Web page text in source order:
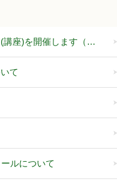
講座)を開催します（…
て
ルについて